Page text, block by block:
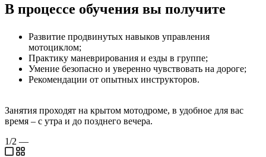
В процессе обучения вы получите
Развитие продвинутых навыков управления
мотоциклом;
Практику маневрирования и езды в группе;
Умение безопасно и уверенно чувствовать на дороге;
Рекомендации от опытных инструкторов.
Занятия проходят на крытом мотодроме, в удобное для вас
время – с утра и до позднего вечера.
1/2 —